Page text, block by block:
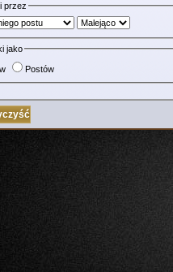
przez
jako
Postów